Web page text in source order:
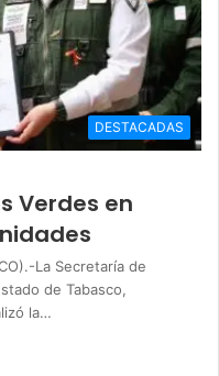
DESTACADAS
Verdes en
La Secretaría de
de Tabasco,
la…